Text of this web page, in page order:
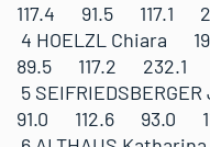
117.4 91.5 117.1
4 HOELZL
89.5 117.2 232.1
5
91.0 112.6 93.0